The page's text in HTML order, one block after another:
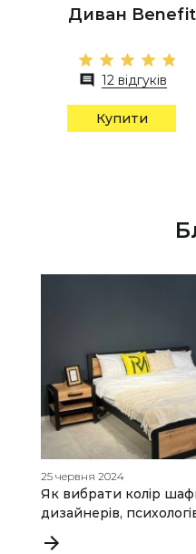
Диван
12 відгуків
Купити
25 червня 2024
Як вибрати колір
дизайнерів,